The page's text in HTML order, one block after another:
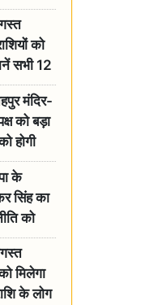
की
को
सभी 12
मंदिर-
को बड़ा
होगी
के
सिंह का
को
दुःख
मिलेगा
के लोग